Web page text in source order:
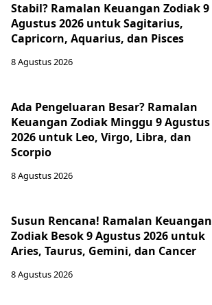
Stabil? Ramalan Keuangan Zodiak 9
Agustus 2026 untuk Sagitarius,
Capricorn, Aquarius, dan Pisces
8 Agustus 2026
Ada Pengeluaran Besar? Ramalan
Keuangan Zodiak Minggu 9 Agustus
2026 untuk Leo, Virgo, Libra, dan
Scorpio
8 Agustus 2026
Susun Rencana! Ramalan Keuangan
Zodiak Besok 9 Agustus 2026 untuk
Aries, Taurus, Gemini, dan Cancer
8 Agustus 2026